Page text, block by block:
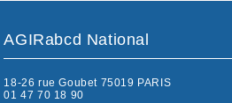
AGIRabcd National
18-26 rue Goubet 75019 PARIS
01 47 70 18 90